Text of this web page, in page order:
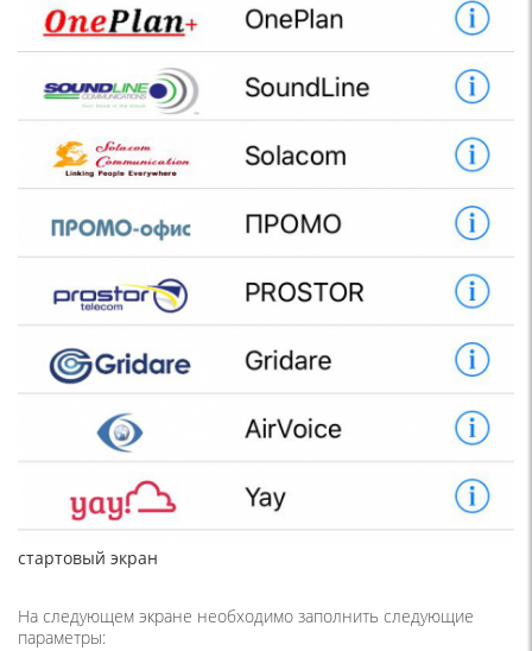
стартовый экран
На следующем экране необходимо заполнить следующие
параметры: